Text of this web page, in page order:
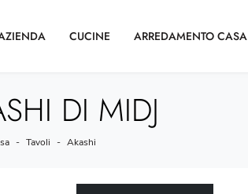
CUCINE ARREDAMENTO CASA
DI MIDJ
- Tavoli - Akashi